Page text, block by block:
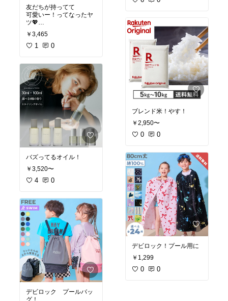
友だちが持ってて
可愛いー！ってなったヤ
ツ💖
ブラックGETしましたん
🖤
￥3,465
1 0
バズってるオイル！
￥3,520〜
4 0
デビロック プールバッ
ブレンド米！やす！
￥2,950〜
0 0
デビロック！プール用に
￥1,299
0 0